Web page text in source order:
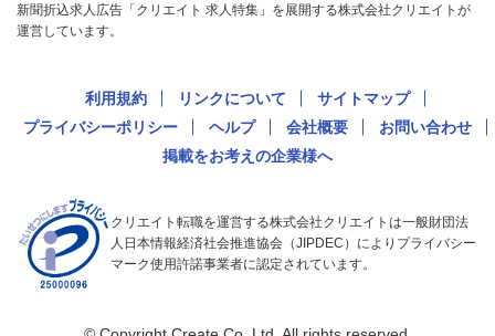
新聞折込求人広告「クリエイト 求人特集」を展開する株式会社クリエイトが
運営しています。
利用規約 リンクについて
サイトマップ
プライバシーポリシー
ヘルプ 会社概要
お問い合わせ
掲載をお考えの企業様へ
クリエイト転職を運営する株式会社クリエイトは一般財団法
人日本情報経済社会推進協会（JIPDEC）によりプライバシー
マーク使用許諾事業者に認定されています。